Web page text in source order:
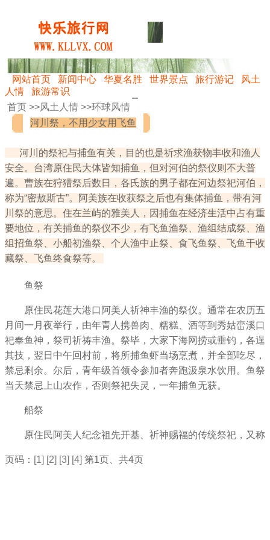
网站首页 新闻中心 华夏名胜 世界景点 旅行游记
风土
人情
旅游常识
首页 >> 风土人情 >>环球风情
河川祭，不用少女用飞鱼
河川的祭祀与捕鱼有关，目的也是祈求渔获物丰收和渔人
安全。台湾原住民大体皆知捕鱼，但对河伯的祭仪则不大普
遍。曹族在狩猎祭后数日，各氏族的男子都在河边祭祀河伯，
称为“密敖斯古”。阿美族在收获祭之后也有集体捕鱼，带有河
川祭的意思。住在兰屿的雅美人，因捕鱼在经济生活中占有重
要地位，有关捕鱼的祭仪不少，有飞鱼渔祭、渔组结成祭、渔
组招鱼祭、小船初渔祭、个人渔中止祭、食飞鱼祭、飞鱼干收
藏祭、飞鱼终食祭等。
鱼祭
原住民花莲大港口阿美人祈神丰渔的祭仪。通常在农历五
月间一月夜举行，由年青人携兽肉、糯糕、酒等到秀姑峦溪口
祀奉鱼神，祭司祈祷丰渔。祭毕，大家下海网捞或垂钓，各逞
其技，翌日中午回村前，将所捕鱼虾当场烹煮，并全部吃尽，
禁忌剩余。尔后，青年级首领令参加者奔跑汲泉水饮用。鱼祭
当天禁忌上山农作，否则祭祀失灵，一年捕鱼无获。
船祭
原住民阿美人纪念祖先开基、祈神赐福的传统祭祀，又称
页码： [1] [2] [3] [4] 第1页、共4页